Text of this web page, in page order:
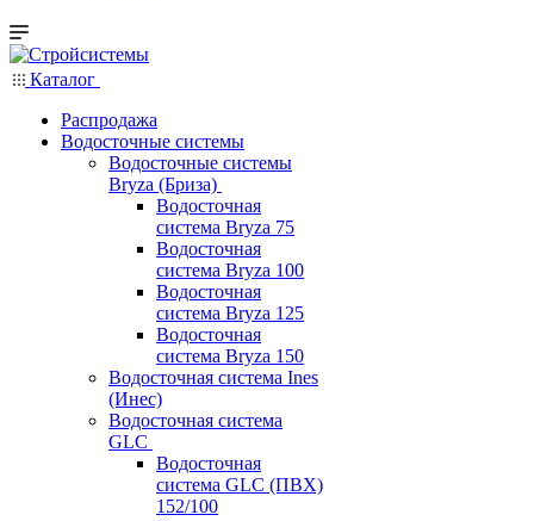
Каталог
Распродажа
Водосточные системы
Водосточные системы
Bryza (Бриза)
Водосточная
система Bryza 75
Водосточная
система Bryza 100
Водосточная
система Bryza 125
Водосточная
система Bryza 150
Водосточная система Ines
(Инес)
Водосточная система
GLC
Водосточная
система GLC (ПВХ)
152/100